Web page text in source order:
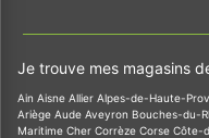
Je trouve mes magasins
Ain Aisne Allier Alpes-de-Haute-
Ariège Aude Aveyron Bouches-du-
Maritime Cher Corrèze Corse Côte-